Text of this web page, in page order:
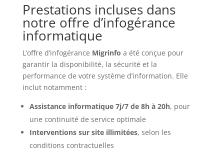
Prestations incluses dans
notre offre d’infogérance
informatique
L’offre d’infogérance Migrinfo a été conçue pour
garantir la disponibilité, la sécurité et la
performance de votre système d’information. Elle
inclut notamment :
Assistance informatique 7j/7 de 8h à 20h, pour
une continuité de service optimale
Interventions sur site illimitées, selon les
conditions contractuelles